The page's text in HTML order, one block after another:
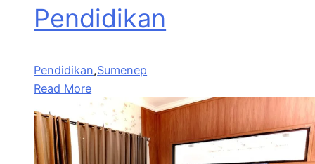
Pendidikan
Pendidikan,Sumenep
Read More